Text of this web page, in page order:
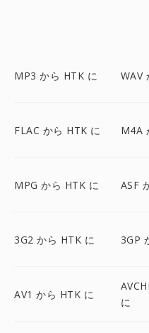
MP3 から HTK に WAV
FLAC から HTK に M4A
MPG から HTK に ASF
3G2 から HTK に 3GP
AV1 から HTK に
に